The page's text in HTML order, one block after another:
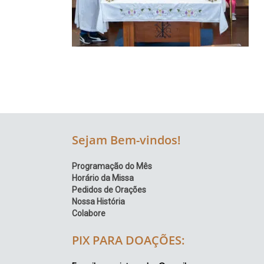
Região
Episcopal
Sé
Sejam Bem-vindos!
Programação do Mês
Horário da Missa
Pedidos de Orações
Nossa História
Colabore
PIX PARA DOAÇÕES: